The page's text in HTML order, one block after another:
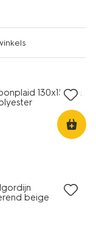
130x150cm
beige